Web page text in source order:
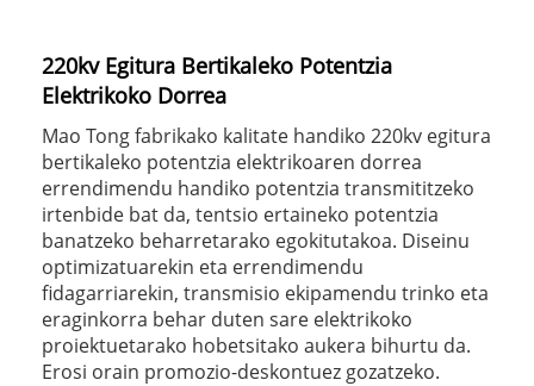
220kv Egitura Bertikaleko Potentzia
Elektrikoko Dorrea
Mao Tong fabrikako kalitate handiko 220kv egitura
bertikaleko potentzia elektrikoaren dorrea
errendimendu handiko potentzia transmititzeko
irtenbide bat da, tentsio ertaineko potentzia
banatzeko beharretarako egokitutakoa. Diseinu
optimizatuarekin eta errendimendu
fidagarriarekin, transmisio ekipamendu trinko eta
eraginkorra behar duten sare elektrikoko
proiektuetarako hobetsitako aukera bihurtu da.
Erosi orain promozio-deskontuez gozatzeko.